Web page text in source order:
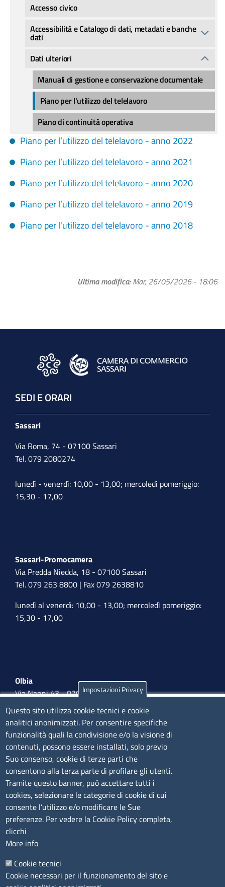
Piano per l’utilizzo del telelavoro - anno 2022
Piano per l’utilizzo del telelavoro - anno 2021
Piano per l’utilizzo del telelavoro - anno 2020
Piano per l’utilizzo del telelavoro - anno 2019
Piano per l'utilizzo del telelavoro - anno 2018
Ultima modifica Mar, 26/05/2026 - 18:06
Accesso civico
Accessibilità e Catalogo di dati, metadati e banche
dati
Dati ulteriori
Manuali di gestione e conservazione documentale
Piano per l'utilizzo del telelavoro
Piano di continuità operativa
SEDI E ORARI
Sassari
Via Roma, 74 - 07100 Sassari
Tel. 079 2080274
lunedì - venerdì: 10,00 - 13,00; mercoledì pomeriggio:
15,30 - 17,00
Sassari-Promocamera
Via Predda Niedda, 18 - 07100 Sassari
Tel. 079 263 8800 | Fax 079 2638810
lunedì al venerdì: 10,00 - 13,00; mercoledì pomeriggio:
15,30 - 17,00
Olbia
Via Nanni 43 - 07026 Olbia
Tel. 0789 66122 | 0789 69580
mail: ufficio.olbia@ss.camcom.it
lunedì al venerdì: 9,00 - 12,00; lunedì pomeriggio: 16,00
- 17,00
CONTATTI
Camera di Commercio, Industria, Artigianato e
Agricoltura di Sassari
PEC
P.IVA01047570906
Codice Fiscale
Codice Univoco per le fatture elettroniche: UFPXFS
Impostazioni Privacy
Questo sito utilizza cookie tecnici e cookie
analitici anonimizzati. Per consentire specifiche
funzionalità quali la condivisione e/o la visione di
contenuti, possono essere installati, solo previo
Suo consenso, cookie di terze parti che
consentono alla terza parte di profilare gli utenti.
Tramite questo banner, può accettare tutti i
cookies, selezionare le categorie di cookie di cui
consente l’utilizzo e/o modificare le Sue
preferenze. Per vedere la Cookie Policy completa,
clicchi
More info
Cookie tecnici
Cookie necessari per il funzionamento del sito e